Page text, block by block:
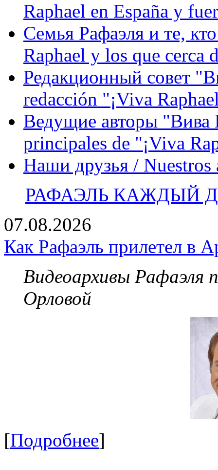
Raphael en España y
Семья Рафаэля и те,
Raphael y los que cerca
Редакционный совет
redacción "¡Viva
Ведущие авторы "Вива
principales de "¡Viva
Наши друзья / Nuestros
РАФАЭЛЬ КАЖДЫЙ
07.08.2026
Как Рафаэль прилетел в
Видеоархивы Рафаэля
Орловой
[Подробнее]